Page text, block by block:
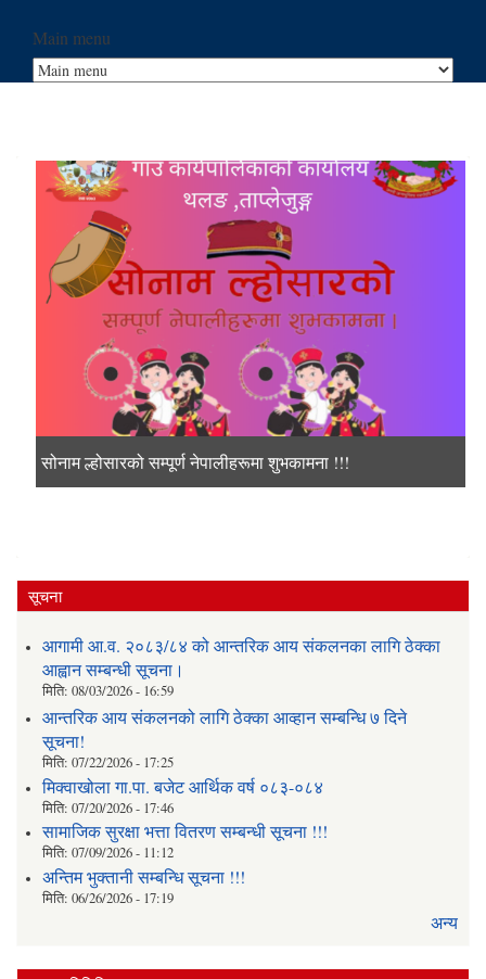
Main menu
प्रजातन्त्र दिवसको शुभकामना !!!
सोनाम ल्होसारको सम्पूर्ण नेपालीहरूमा शुभकामना !!!
शुभकामना !!!
२०८१ सालको चासोक तङनाम तथा उधौली पर्वको पवन अवसरमा
हार्दिक मंगलमय शुभकामाना व्यक्त गर्दछौ समस्त मिक्वाखोला
सूचना
आगामी आ.व. २०८३/८४ को आन्तरिक आय संकलनका लागि ठेक्का
आह्वान सम्बन्धी सूचना।
मिति: 08/03/2026 - 16:59
आन्तरिक आय संकलनको लागि ठेक्‍का आव्हान सम्बन्धि ७ दिने
सूचना!
मिति: 07/22/2026 - 17:25
मिक्वाखोला गा.पा. बजेट आर्थिक वर्ष ०८३-०८४
मिति: 07/20/2026 - 17:46
सामाजिक सुरक्षा भत्ता वितरण सम्बन्धी सूचना !!!
मिति: 07/09/2026 - 11:12
अन्तिम भुक्तानी सम्बन्धि सूचना !!!
मिति: 06/26/2026 - 17:19
अन्य